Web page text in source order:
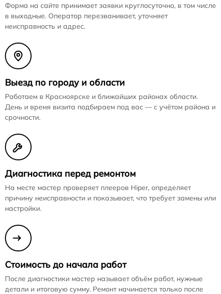
Форма на сайте принимает заявки круглосуточно, в том числе
в выходные. Оператор перезванивает, уточняет
неисправность и адрес.
Выезд по городу и области
Работаем в Красноярске и ближайших районах области.
День и время визита подбираем под вас — с учётом района и
срочности.
Диагностика перед ремонтом
На месте мастер проверяет плееров Hiper, определяет
причину неисправности и показывает, что требует замены или
настройки.
Стоимость до начала работ
После диагностики мастер называет объём работ, нужные
детали и итоговую сумму. Ремонт начинается только после